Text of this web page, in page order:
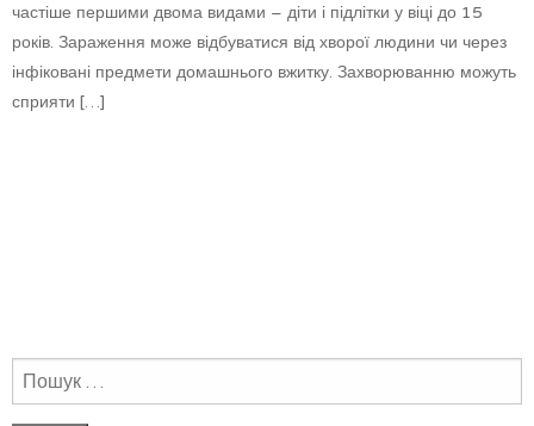
частіше першими двома видами – діти і підлітки у віці до 15
років. Зараження може відбуватися від хворої людини чи через
інфіковані предмети домашнього вжитку. Захворюванню можуть
сприяти […]